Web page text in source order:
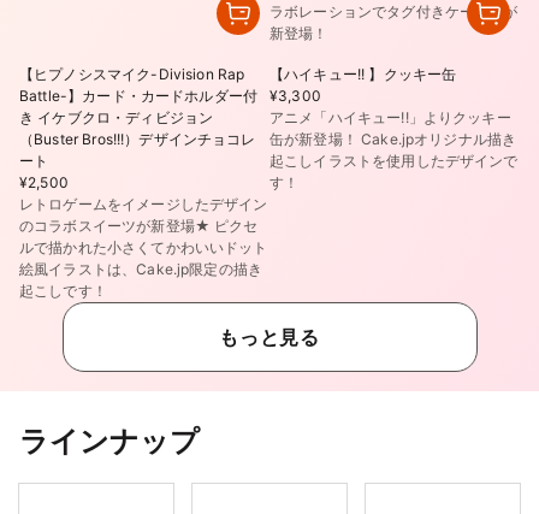
ラボレーションでタグ付きケーキ缶が
新登場！
【ヒプノシスマイク-Division Rap
Battle-】カード・カードホルダー付
き イケブクロ・ディビジョン
（Buster Bros!!!）デザインチョコレ
ート
¥2,500
レトロゲームをイメージしたデザイン
のコラボスイーツが新登場★ ピクセ
ルで描かれた小さくてかわいいドット
絵風イラストは、Cake.jp限定の描き
起こしです！
【ハイキュー!! 】クッキー缶
¥3,300
アニメ「ハイキュー!!」よりクッキー
缶が新登場！ Cake.jpオリジナル描き
起こしイラストを使用したデザインで
す！
もっと見る
ラインナップ